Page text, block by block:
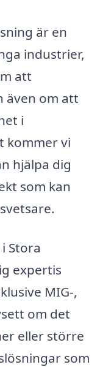
är en
industrier,
att
även om att
i
kommer vi
hjälpa dig
som kan
Stora
expertis
MIG-,
om det
eller större
som